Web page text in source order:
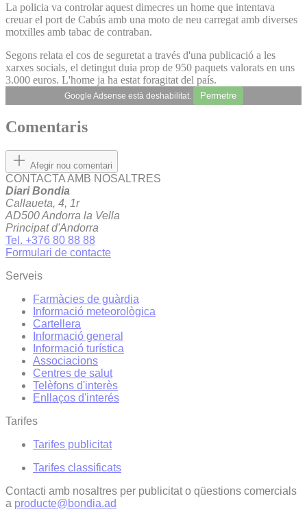
La policia va controlar aquest dimecres un home que intentava
creuar el port de Cabús amb una moto de neu carregat amb diverses
motxilles amb tabac de contraban.
Segons relata el cos de seguretat a través d'una publicació a les
xarxes socials, el detingut duia prop de 950 paquets valorats en uns
3.000 euros. L'home ja ha estat foragitat del país.
Google Adsense està deshabilitat. Permetre
Comentaris
Afegir nou comentari
CONTACTA AMB NOSALTRES
Diari Bondia
Callaueta, 4, 1r
AD500 Andorra la Vella
Principat d'Andorra
Tel. +376 80 88 88
Formulari de contacte
Serveis
Farmàcies de guàrdia
Informació meteorològica
Cartellera
Informació general
Informació turística
Associacions
Centres de salut
Telèfons d'interès
Enllaços d'interés
Tarifes
Tarifes publicitat
Tarifes classificats
Contacti amb nosaltres per publicitat o qüestions comercials
a producte@bondia.ad